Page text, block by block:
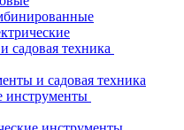
садовая техника
и садовая техника
инструменты